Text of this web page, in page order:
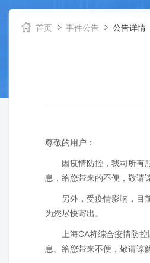
首页 事件公告 公告详情
尊敬的用户：
因疫情防控，我司所有
息，给您带来的不便，敬请
另外，受疫情影响，目
为您尽快寄出。
上海CA将综合疫情防
息。给您带来不便，敬请